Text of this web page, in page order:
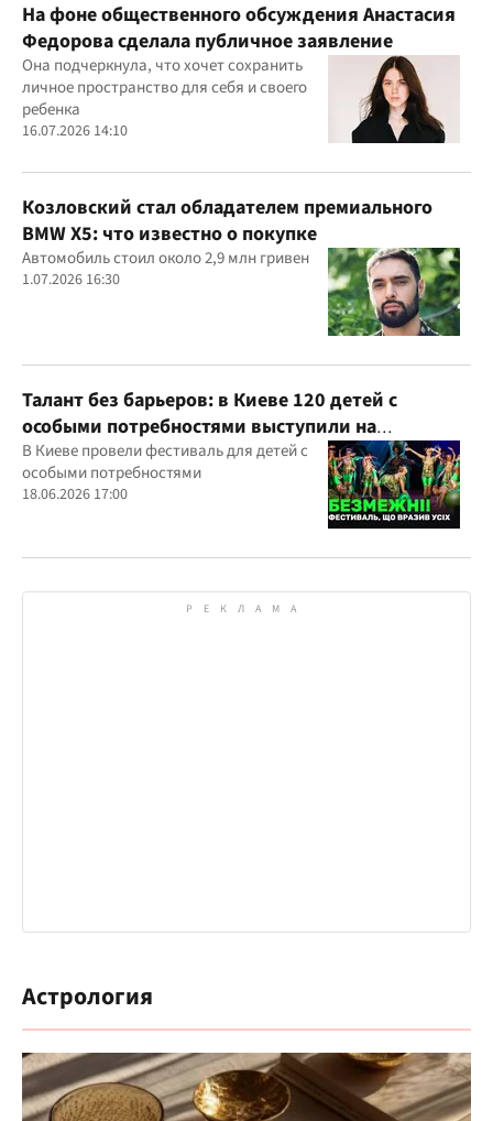
На фоне общественного обсуждения Анастасия
Федорова сделала публичное заявление
Она подчеркнула, что хочет сохранить
личное пространство для себя и своего
ребенка
16.07.2026 14:10
Козловский стал обладателем премиального
BMW X5: что известно о покупке
Автомобиль стоил около 2,9 млн гривен
1.07.2026 16:30
Талант без барьеров: в Киеве 120 детей с
особыми потребностями выступили на
всеукраинском фестивале
В Киеве провели фестиваль для детей с
особыми потребностями
18.06.2026 17:00
Астрология